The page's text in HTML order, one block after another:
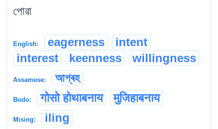
পোৱা
English: eagerness
intent
interest
keenness willingness
Assamese: আগ্ৰহ
Bodo: गोसो होथाबनाय मुजिहाबनाय
Mising: iling